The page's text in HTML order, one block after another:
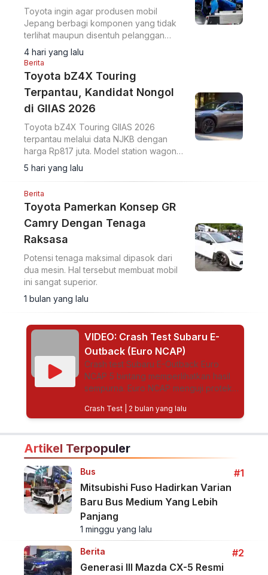
Toyota ingin agar produsen mobil
Jepang berbagi komponen yang tidak
terlihat maupun disentuh pelanggan
sebagai langkah untuk memangkas biaya
dan menghadapi meningkatnya
persaingan.
4 hari yang lalu
Berita
Toyota bZ4X Touring
Terpantau, Kandidat Nongol
di GIIAS 2026
Toyota bZ4X Touring GIIAS 2026
terpantau melalui data NJKB dengan
harga Rp817 juta. Model station wagon
EV ini diperkirakan akan diperkenalkan
di ajang otomotif tersebut.
5 hari yang lalu
Berita
Toyota Pamerkan Konsep GR
Camry Dengan Tenaga
Raksasa
Potensi tenaga maksimal dipasok dari
dua mesin. Hal tersebut membuat mobil
ini sangat superior.
1 bulan yang lalu
VIDEO: Crash Test Subaru E-
Outback (Euro NCAP)
Crash test Subaru E-Outback Euro
NCAP 5 bintang memperlihatkan hasil
sempurna. Euro NCAP menguji proteksi
skenario tabrakan.
Crash Test| 2 bulan yang lalu
Artikel Terpopuler
Bus
#1
Mitsubishi Fuso Hadirkan Varian
Baru Bus Medium Yang Lebih
Panjang
1 minggu yang lalu
Berita
#2
Generasi III Mazda CX-5 Resmi